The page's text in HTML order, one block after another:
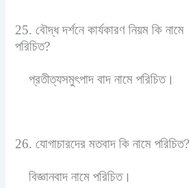
25. বৌদ্ধ দর্শনে কার্যকারণ নিয়ম কি নামে
পরিচিত?
প্রতীত্যসমুৎপাদ বাদ নামে পরিচিত।
26. যোগাচারদের মতবাদ কি নামে পরিচিত?
বিজ্ঞানবাদ নামে পরিচিত।